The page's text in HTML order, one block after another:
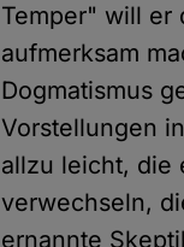
Temper" will er
aufmerksam
Dogmatismus
Vorstellungen
allzu leicht, die
verwechseln,
ernannte